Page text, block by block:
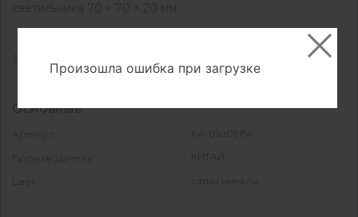
светильника 70 × 70 × 20 мм.
Все характеристики
Основные
Артикул КА-01009154
Производитель КИТАЙ
Цвет сатин никель
Произошла ошибка при загрузке